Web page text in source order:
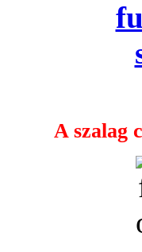
A szalag